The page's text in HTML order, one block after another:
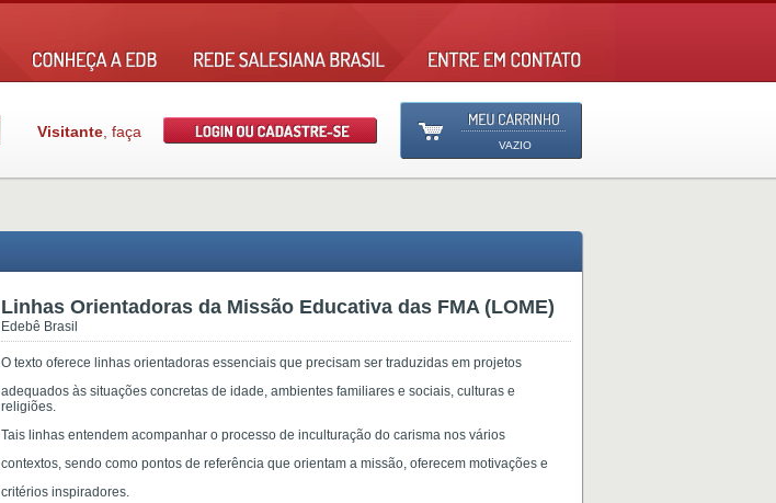
Visitante, faça
VAZIO
Linhas Orientadoras da Missão Educativa das FMA (LOME)
Edebê Brasil
O texto oferece linhas orientadoras essenciais que precisam ser traduzidas em projetos
adequados às situações concretas de idade, ambientes familiares e sociais, culturas e
religiões.
Tais linhas entendem acompanhar o processo de inculturação do carisma nos vários
contextos, sendo como pontos de referência que orientam a missão, oferecem motivações e
critérios inspiradores.